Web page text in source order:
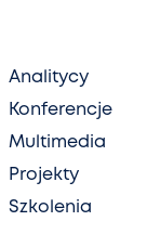
Analitycy
Konferencje
Multimedia
Projekty
Szkolenia